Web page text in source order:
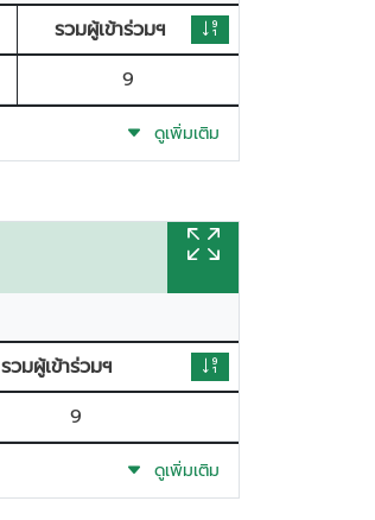
รวมผู้เข้าร่วมฯ
9
ดูเพิ่มเติม
รวมผู้เข้าร่วมฯ
9
ดูเพิ่มเติม